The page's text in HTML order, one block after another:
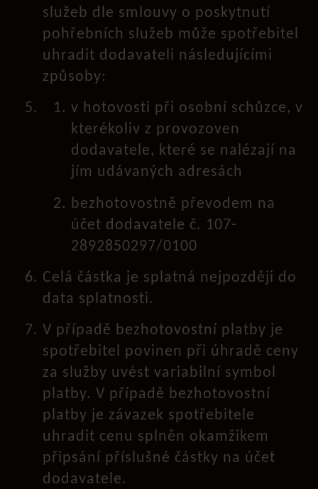
služeb dle smlouvy o poskytnutí
pohřebních služeb může spotřebitel
uhradit dodavateli následujícími
způsoby:
v hotovosti při osobní schůzce, v
kterékoliv z provozoven
dodavatele, které se nalézají na
jím udávaných adresách
bezhotovostně převodem na
účet dodavatele č. 107-
2892850297/0100
Celá částka je splatná nejpozději do
data splatnosti.
V případě bezhotovostní platby je
spotřebitel povinen při úhradě ceny
za služby uvést variabilní symbol
platby. V případě bezhotovostní
platby je závazek spotřebitele
uhradit cenu splněn okamžikem
připsání příslušné částky na účet
dodavatele.